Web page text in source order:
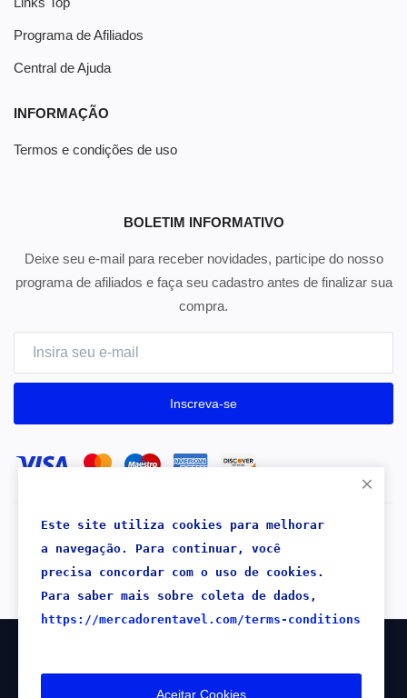
Programa de Afiliados
Central de Ajuda
INFORMAÇÃO
Termos e condições de uso
BOLETIM INFORMATIVO
Deixe seu e-mail para receber novidades, participe do nosso
programa de afiliados e faça seu cadastro antes de finalizar sua
compra.
Inscreva-se
Copyright 2026® Mercado Rentável - Todos os direitos
Este site utiliza cookies para melhorar
a navegação. Para continuar, você
precisa concordar com o uso de cookies.
Para saber mais sobre coleta de dados,
https://mercadorentavel.com/terms-conditions
Aceitar Cookies